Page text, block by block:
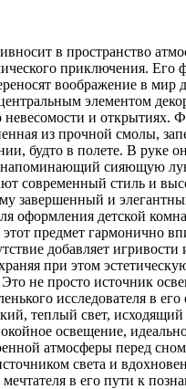
в пространство
приключения. Его
воображение в мир
элементом
и открытиях.
из прочной смолы,
будто в полете. В руке
напоминающий сияющую
современный стиль и
завершенный и
оформления детской
предмет гармонично
добавляет игривости
при этом
не просто источник
исследователя в
теплый свет, исходящий
освещение,
атмосферы перед
света и
в его пути к